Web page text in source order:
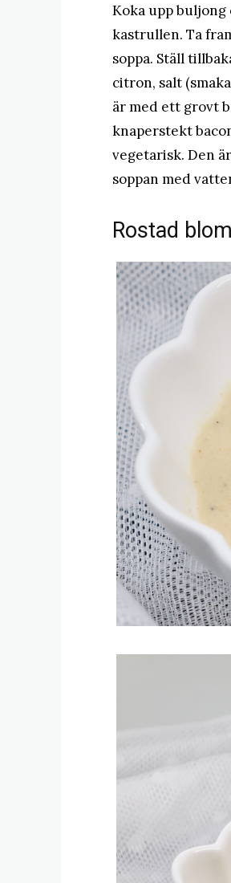
Koka upp
kastrullen. Ta
soppa. Ställ
citron, salt
är med ett grovt
knaperstekt
vegetarisk. Den
soppan med
Rostad